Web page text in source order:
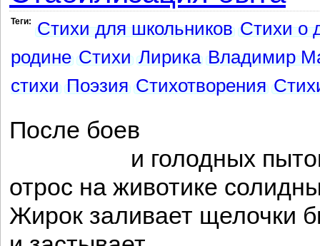
Теги: Стихи для школьников Стихи о
родине Стихи Лирика Владимир
стихи Поэзия Стихотворения
После боев
и голодных
отрос на животике
Жирок заливает щелочки